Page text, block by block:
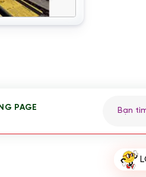
PAGE
kiếm: